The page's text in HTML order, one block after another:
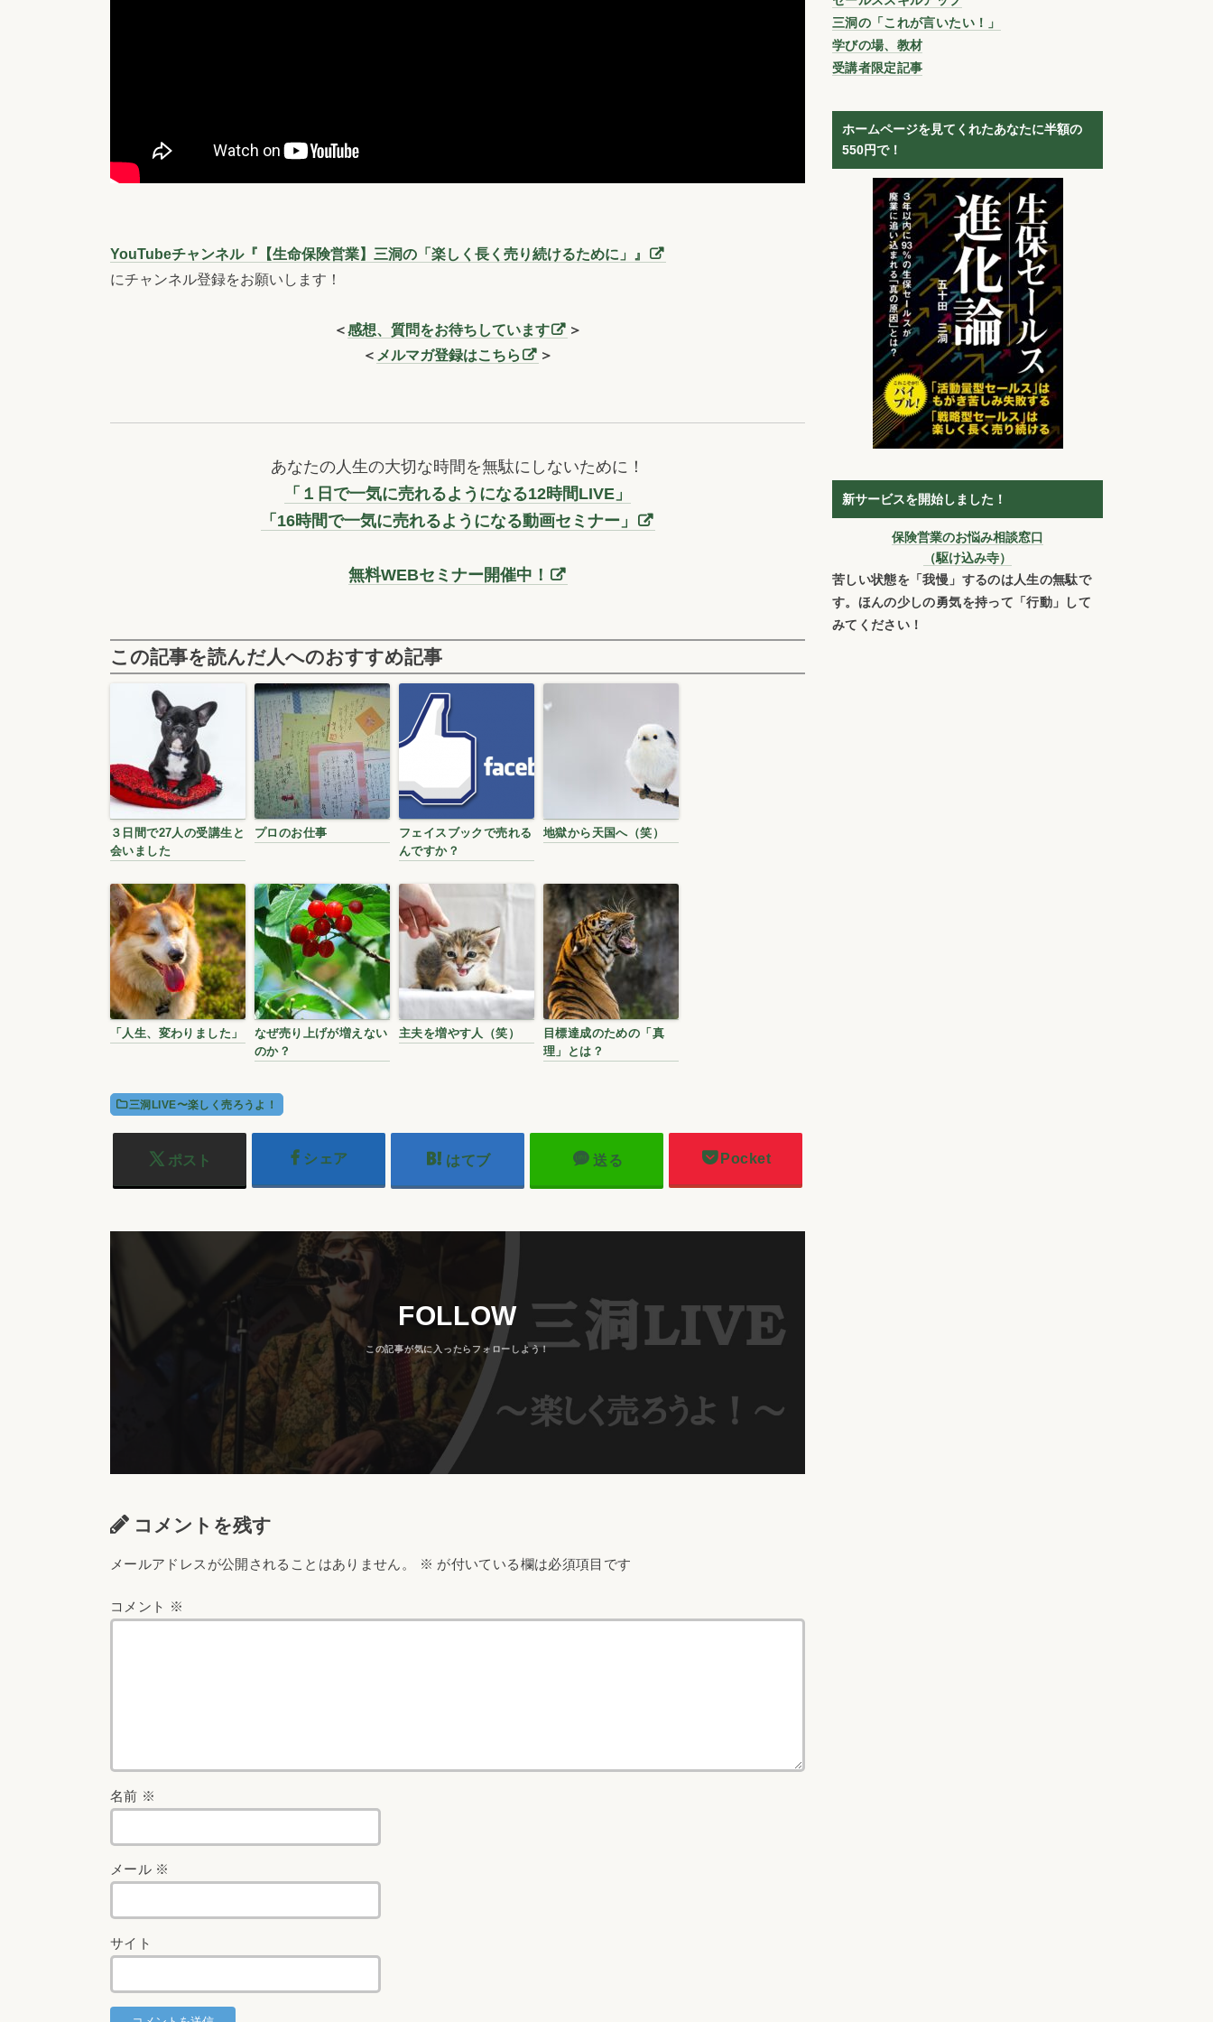
YouTubeチャンネル『【生命保険営業】三洞の「楽しく長く売り続けるために」』
にチャンネル登録をお願いします！
＜感想、質問をお待ちしています
＞
＜ メルマガ登録はこちら ＞
あなたの人生の大切な時間を無駄にしないために！
「１日で一気に売れるようになる12時間LIVE」
「16時間で一気に売れるようになる動画セミナー」
無料WEBセミナー開催中！
この記事を読んだ人へのおすすめ記事
３日間で27人の受講生と
会いました
プロのお仕事
フェイスブックで売れる
んですか？
地獄から天国へ（笑）
「人生、変わりました」
なぜ売り上げが増えない
のか？
主夫を増やす人（笑）
目標達成のための「真
理」とは？
三洞LIVE〜楽しく売ろうよ！
ポスト シェア はてブ 送る Pocket
FOLLOW
コメントを残す
メールアドレスが公開されることはありません。 ※ が付いている欄は必須項目です
コメント ※
名前 ※
メール ※
サイト
三洞の「これが言いたい！」
学びの場、教材
受講者限定記事
ホームページを見てくれたあなたに半額の
550円で！
新サービスを開始しました！
保険営業のお悩み相談窓口
（駆け込み寺）
苦しい状態を「我慢」するのは人生の無駄で
す。ほんの少しの勇気を持って「行動」して
みてください！